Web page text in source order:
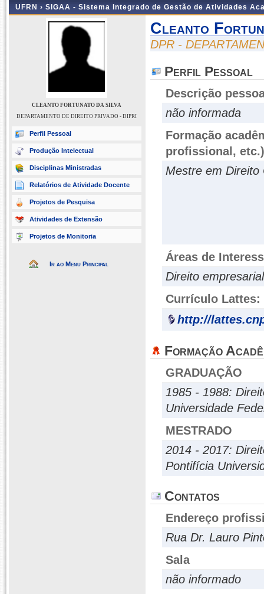
UFRN › SIGAA - Sistema Integrado de Gestão de Atividades
CLEANTO FORTUNATO DA SILVA
DEPARTAMENTO DE DIREITO PRIVADO - DIPRI
Perfil Pessoal
Produção Intelectual
Disciplinas Ministradas
Relatórios de Atividade Docente
Projetos de Pesquisa
Atividades de Extensão
Projetos de Monitoria
Ir ao Menu Principal
Cleanto
DPR -
Perfil Pessoal
Descrição
não informada
Formação
profissional, etc.)
Mestre em Direito
Áreas de
Direito
Currículo Lattes:
http://
Formação
GRADUAÇÃO
1985 - 1988:
Universidade
MESTRADO
2014 - 2017:
Pontifícia
Contatos
Endereço
Rua Dr. Lauro
Sala
não informado